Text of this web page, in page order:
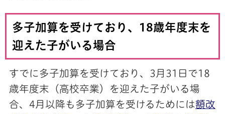
多子加算を受けており、18歳年度末を
迎えた子がいる場合
すでに多子加算を受けており、3月31日で18
歳年度末（高校卒業）を迎えた子がいる場
合、4月以降も多子加算を受けるためには額改